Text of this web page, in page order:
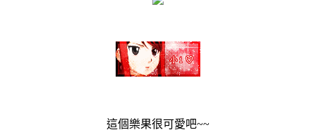
這個樂果很可愛吧~~